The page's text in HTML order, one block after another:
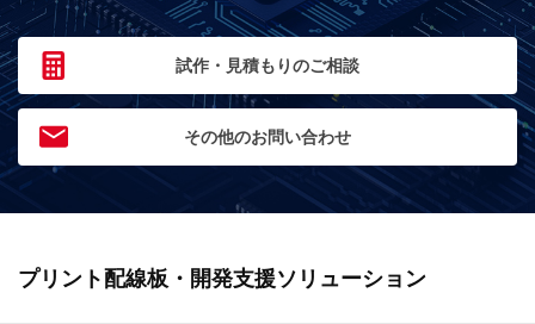
試作・見積もりのご相談
その他のお問い合わせ
プリント配線板・開発支援ソリューション